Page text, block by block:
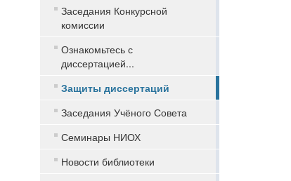
Заседания Конкурсной
комиссии
Ознакомьтесь с
диссертацией...
Защиты диссертаций
Заседания Учёного Совета
Семинары НИОХ
Новости библиотеки